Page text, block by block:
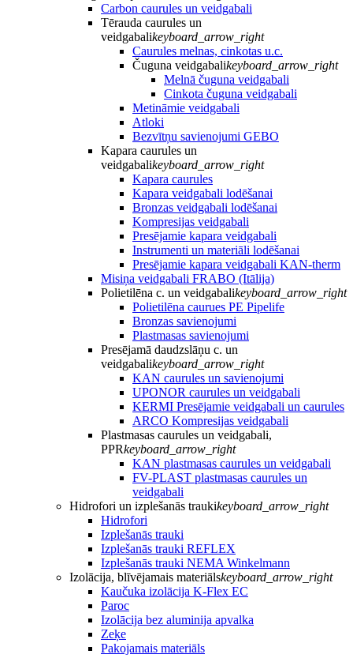
Carbon caurules un veidgabali
Tērauda caurules un
veidgabalikeyboard_arrow_right
Caurules melnas, cinkotas u.c.
Čuguna veidgabalikeyboard_arrow_right
Melnā čuguna veidgabali
Cinkota čuguna veidgabali
Metināmie veidgabali
Atloki
Bezvītņu savienojumi GEBO
Kapara caurules un
veidgabalikeyboard_arrow_right
Kapara caurules
Kapara veidgabali lodēšanai
Bronzas veidgabali lodēšanai
Kompresijas veidgabali
Presējamie kapara veidgabali
Instrumenti un materiāli lodēšanai
Presējamie kapara veidgabali KAN-therm
Misiņa veidgabali FRABO (Itālija)
Polietilēna c. un veidgabalikeyboard_arrow_right
Polietilēna caurues PE Pipelife
Bronzas savienojumi
Plastmasas savienojumi
Presējamā daudzslāņu c. un
veidgabalikeyboard_arrow_right
KAN caurules un savienojumi
UPONOR caurules un veidgabali
KERMI Presējamie veidgabali un caurules
ARCO Kompresijas veidgabali
Plastmasas caurules un veidgabali,
PPRkeyboard_arrow_right
KAN plastmasas caurules un veidgabali
FV-PLAST plastmasas caurules un
veidgabali
Hidrofori un izplešanās traukikeyboard_arrow_right
Hidrofori
Izplešanās trauki
Izplešanās trauki REFLEX
Izplešanās trauki NEMA Winkelmann
Izolācija, blīvējamais materiālskeyboard_arrow_right
Kaučuka izolācija K-Flex EC
Paroc
Izolācija bez aluminija apvalka
Zeķe
Pakojamais materiāls